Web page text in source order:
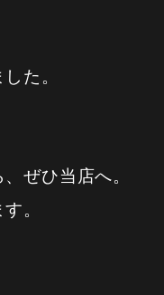
た。
ぜひ当店へ。
。